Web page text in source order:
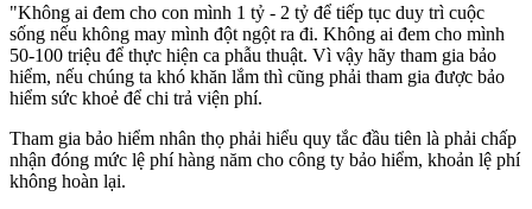
"Không ai đem cho con mình 1 tỷ - 2 tỷ để tiếp tục duy trì cuộc
sống nếu không may mình đột ngột ra đi. Không ai đem cho mình
50-100 triệu để thực hiện ca phẫu thuật. Vì vậy hãy tham gia bảo
hiểm, nếu chúng ta khó khăn lắm thì cũng phải tham gia được bảo
hiểm sức khoẻ để chi trả viện phí.
Tham gia bảo hiểm nhân thọ phải hiểu quy tắc đầu tiên là phải chấp
nhận đóng mức lệ phí hàng năm cho công ty bảo hiểm, khoản lệ phí
không hoàn lại.